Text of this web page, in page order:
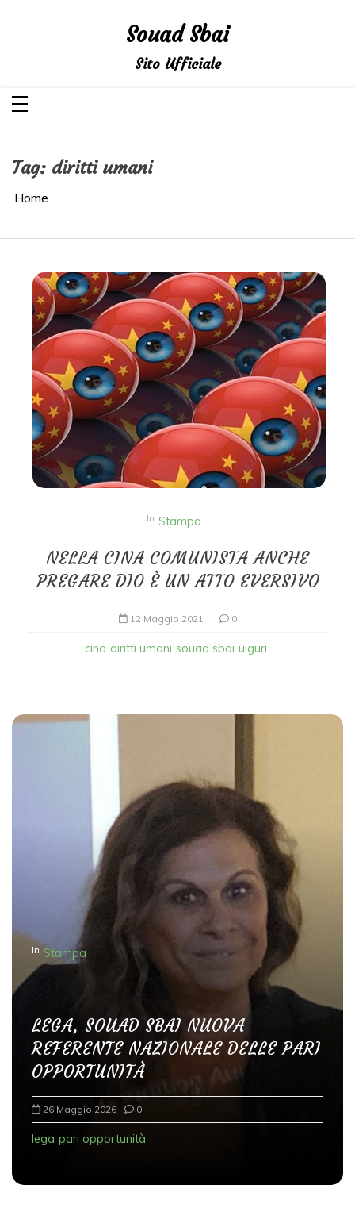
Souad Sbai
Sito Ufficiale
Tag: diritti umani
Home
In Stampa
NELLA CINA COMUNISTA ANCHE
PREGARE DIO È UN ATTO EVERSIVO
12 Maggio 2021 0
cina diritti umani souad sbai uiguri
In Stampa
LEGA, SOUAD SBAI NUOVA
REFERENTE NAZIONALE DELLE PARI
OPPORTUNITÀ
26 Maggio 2026 0
lega pari opportunità